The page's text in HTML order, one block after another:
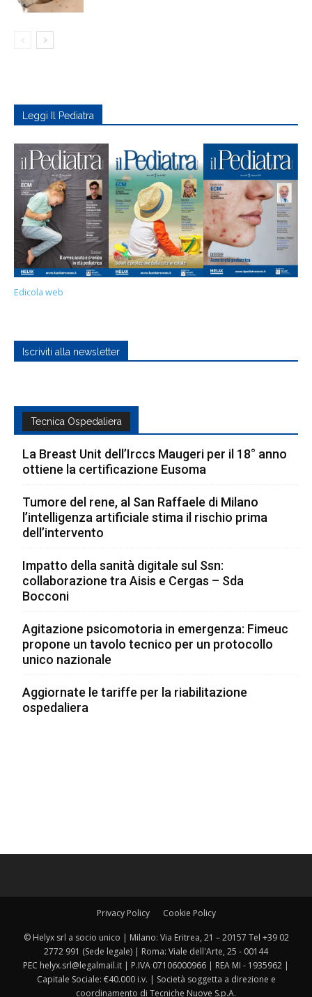
Leggi Il Pediatra
Edicola web
Iscriviti alla newsletter
Tecnica Ospedaliera
La Breast Unit dell’Irccs Maugeri per il 18° anno
ottiene la certificazione Eusoma
Tumore del rene, al San Raffaele di Milano
l’intelligenza artificiale stima il rischio prima
dell’intervento
Impatto della sanità digitale sul Ssn:
collaborazione tra Aisis e Cergas – Sda
Bocconi
Agitazione psicomotoria in emergenza: Fimeuc
propone un tavolo tecnico per un protocollo
unico nazionale
Aggiornate le tariffe per la riabilitazione
ospedaliera
Privacy Policy Cookie Policy
© Helyx srl a socio unico | Milano: Via Eritrea, 21 – 20157 Tel +39 02
2772 991 (Sede legale) | Roma: Viale dell'Arte, 25 - 00144
PEC helyx.srl@legalmail.it | P.IVA 07106000966 | REA MI - 1935962 |
Capitale Sociale: €40.000 i.v. | Società soggetta a direzione e
coordinamento di Tecniche Nuove S.p.A.